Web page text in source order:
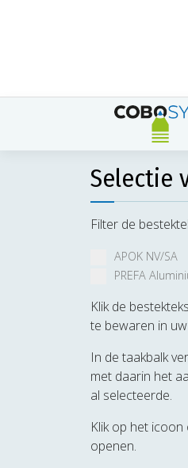
Selectie
Filter de
APOK NV/SA
PREFA
Klik de
te bewaren in
In de taakbalk
met daarin het
al selecteerde.
Klik op het
openen.